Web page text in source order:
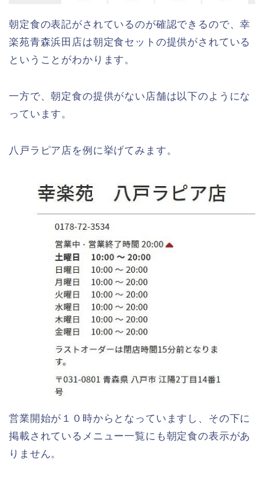
朝定食の表記がされているのが確認できるので、幸
楽苑青森浜田店は朝定食セットの提供がされている
ということがわかります。
一方で、朝定食の提供がない店舗は以下のようにな
っています。
八戸ラピア店を例に挙げてみます。
営業開始が１０時からとなっていますし、その下に
掲載されているメニュー一覧にも朝定食の表示があ
りません。